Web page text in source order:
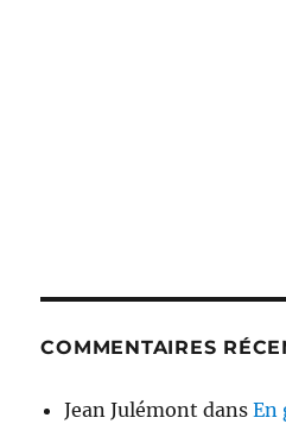
COMMENTAIRES
Jean Julémont dansEn